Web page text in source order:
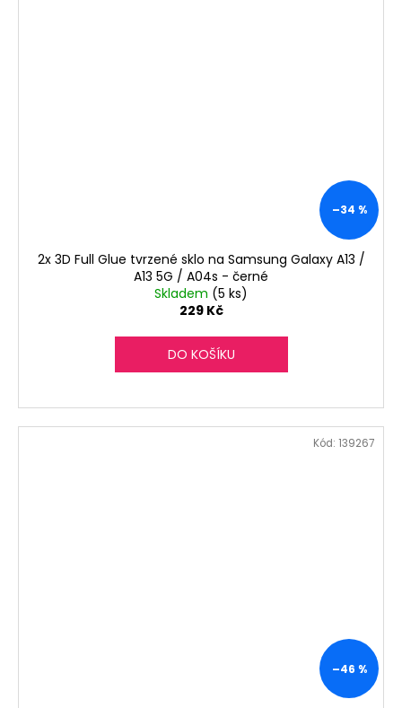
–34 %
2x 3D Full Glue tvrzené sklo na Samsung Galaxy A13 /
A13 5G / A04s - černé
Skladem (5 ks)
229 Kč
DO KOŠÍKU
–46 %
Kód: 139267